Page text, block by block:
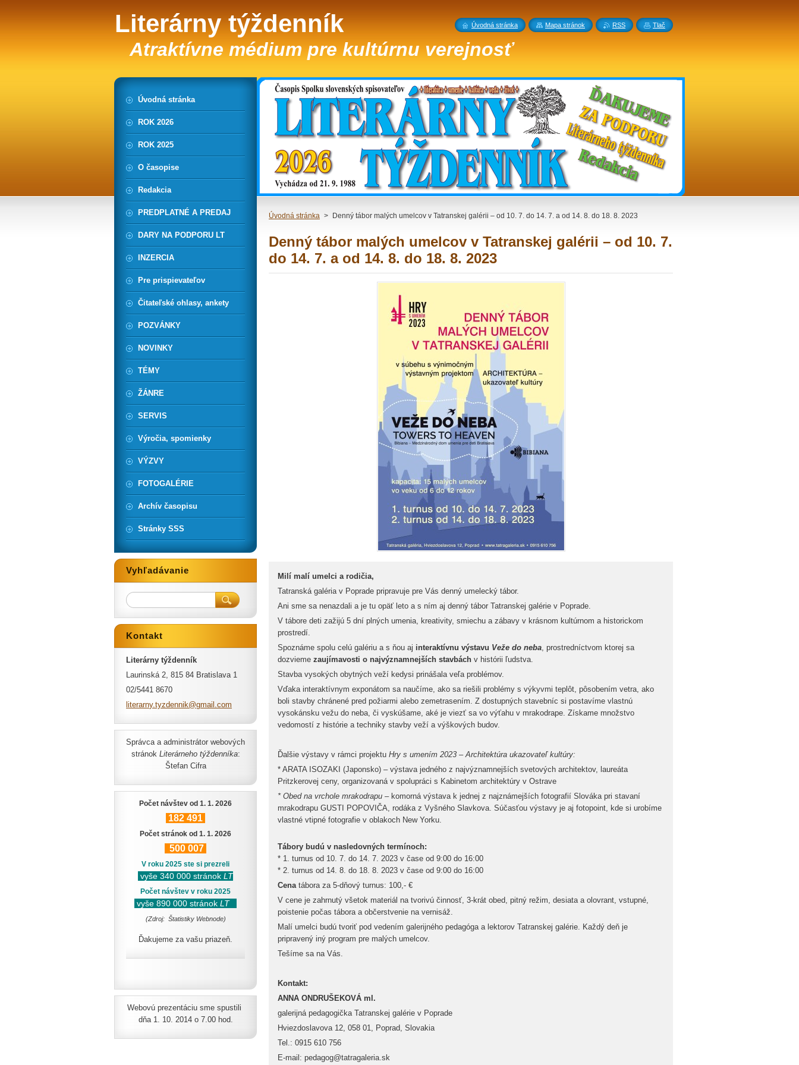
Literárny týždenník
Atraktívne médium pre kultúrnu verejnosť
Úvodná stránka > Denný tábor malých umelcov v Tatranskej galérii – od 10. 7. do 14. 7. a od 14. 8. do 18. 8. 2023
Denný tábor malých umelcov v Tatranskej galérii – od 10. 7.
do 14. 7. a od 14. 8. do 18. 8. 2023
Milí malí umelci a rodičia,
Tatranská galéria v Poprade pripravuje pre Vás denný umelecký tábor.
Ani sme sa nenazdali a je tu opäť leto a s ním aj denný tábor Tatranskej galérie v Poprade.
V tábore deti zažijú 5 dní plných umenia, kreativity, smiechu a zábavy v krásnom kultúrnom a historickom
prostredí.
Spoznáme spolu celú galériu a s ňou aj interaktívnu výstavu Veže do neba, prostredníctvom ktorej sa
dozvieme zaujímavosti o najvýznamnejších stavbách v histórii ľudstva.
Stavba vysokých obytných veží kedysi prinášala veľa problémov.
Vďaka interaktívnym exponátom sa naučíme, ako sa riešili problémy s výkyvmi teplôt, pôsobením vetra, ako
boli stavby chránené pred požiarmi alebo zemetrasením. Z dostupných stavebníc si postavíme vlastnú
vysokánsku vežu do neba, či vyskúšame, aké je viezť sa vo výťahu v mrakodrape. Získame množstvo
vedomostí z histórie a techniky stavby veží a výškových budov.
Ďalšie výstavy v rámci projektu Hry s umením 2023 – Architektúra ukazovateľ kultúry:
* ARATA ISOZAKI (Japonsko) – výstava jedného z najvýznamnejších svetových architektov, laureáta
Pritzkerovej ceny, organizovaná v spolupráci s Kabinetom architektúry v Ostrave
* Obed na vrchole mrakodrapu – komorná výstava k jednej z najznámejších fotografií Slováka pri stavaní
mrakodrapu GUSTI POPOVIČA, rodáka z Vyšného Slavkova. Súčasťou výstavy je aj fotopoint, kde si urobíme
vlastné vtipné fotografie v oblakoch New Yorku.
Tábory budú v nasledovných termínoch:
* 1. turnus od 10. 7. do 14. 7. 2023 v čase od 9:00 do 16:00
* 2. turnus od 14. 8. do 18. 8. 2023 v čase od 9:00 do 16:00
Cenatábora za 5-dňový turnus: 100,- €
V cene je zahrnutý všetok materiál na tvorivú činnosť, 3-krát obed, pitný režim, desiata a olovrant, vstupné,
poistenie počas tábora a občerstvenie na vernisáž.
Malí umelci budú tvoriť pod vedením galerijného pedagóga a lektorov Tatranskej galérie. Každý deň je
pripravený iný program pre malých umelcov.
Tešíme sa na Vás.
Kontakt:
ANNA ONDRUŠEKOVÁ ml.
galerijná pedagogička Tatranskej galérie v Poprade
Hviezdoslavova 12, 058 01, Poprad, Slovakia
Tel.: 0915 610 756
E-mail: pedagog@tatragaleria.sk
Úvodná stránka
ROK 2026
ROK 2025
O časopise
Redakcia
PREDPLATNÉ A PREDAJ
DARY NA PODPORU LT
INZERCIA
Pre prispievateľov
Čitateľské ohlasy, ankety
POZVÁNKY
NOVINKY
TÉMY
ŽÁNRE
SERVIS
Výročia, spomienky
VÝZVY
FOTOGALÉRIE
Archív časopisu
Stránky SSS
Vyhľadávanie
Kontakt
Literárny týždenník
Laurinská 2, 815 84 Bratislava 1
02/5441 8670
literarny.tyzdennik@gmai l.com
Správca a administrátor webových
stránok Literárneho týždenníka:
Štefan Cifra
Počet návštev od 1. 1. 2026
182 491
Počet stránok od 1. 1. 2026
500 007
V roku 2025 ste si prezreli
vyše 340 000 stránok LT
Počet návštev v roku 2025
vyše 890 000 stránok LT
(Zdroj: Štatistiky Webnode)
Ďakujeme za vašu priazeň.
Webovú prezentáciu sme spustili
dňa 1. 10. 2014 o 7.00 hod.
Úvodná stránka Mapa stránok RSS Tlač